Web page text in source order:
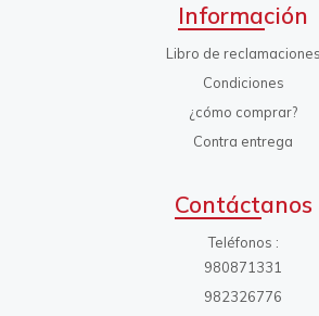
Información
Libro de reclamaciones
Condiciones
¿cómo comprar?
Contra entrega
Contáctanos
Teléfonos
980871331
982326776